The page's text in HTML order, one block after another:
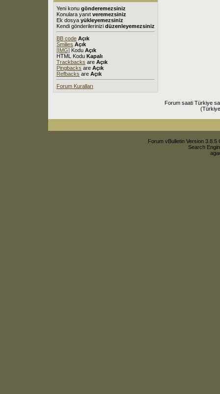
Yeni konu gönderemezsiniz
Konulara yanıt veremezsiniz
Ek dosya yükleyemezsiniz
Kendi gönderilerinizi düzenleyemezsiniz
BB code Açık
Smilies Açık
[IMG] Kodu Açık
HTML Kodu Kapalı
Trackbacks are Açık
Pingbacks are Açık
Refbacks are Açık
Forum Kuralları
Forum saati Türkiye
Forum vBulletin Version
Search